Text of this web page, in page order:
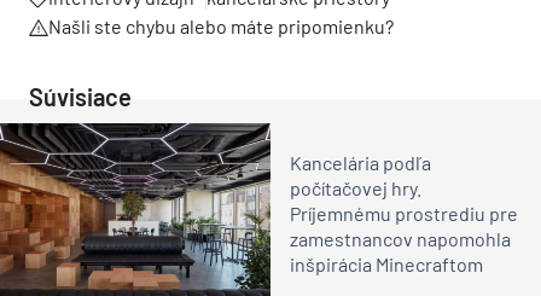
Našli ste chybu alebo máte pripomienku?
Súvisiace
Kancelária podľa
počítačovej hry.
Príjemnému prostrediu pre
zamestnancov napomohla
inšpirácia Minecraftom